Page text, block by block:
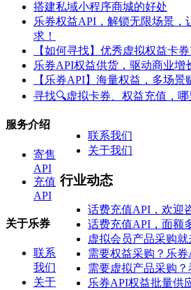
搭建私域小程序商城的好处
乐券权益API，解锁无限场景，
求！
【如何寻找】优秀虚拟权益卡
乐券API权益供货，驱动商业增
【乐券API】海量权益，多场景
寻找🔍虚拟卡券、权益充值，
联系我们
关于我们
行业动态
话费充值API，欢迎
话费充值API，面额
虚拟会员产品采购就
需要权益采购？乐券
需要虚拟产品采购？
乐券API权益批量供
服务介绍
寄售
API
充值
API
关于乐券
联系
我们
关于